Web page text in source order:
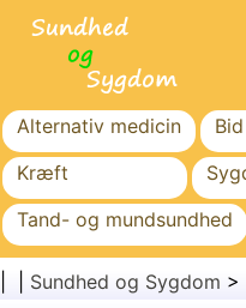
Alternativ medicin
Kræft
Tand- og mundsundhed
Familiesundhed
Sundhed og Sygdom >